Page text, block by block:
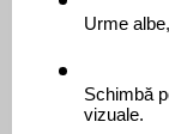
Urme
Schimbă
vizuale.